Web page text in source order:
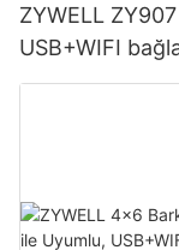
ZYWELL
USB+WIFI